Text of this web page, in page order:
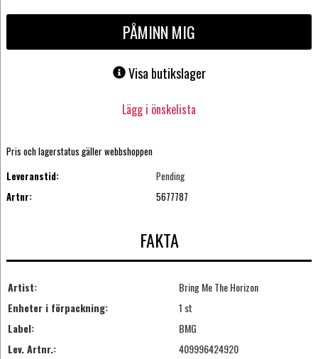
PÅMINN MIG
Visa butikslager
Lägg i önskelista
Pris och lagerstatus gäller webbshoppen
Leveranstid:
Pending
Artnr:
5677787
FAKTA
Artist:
Bring Me The Horizon
Enheter i förpackning:
1 st
Label:
BMG
Lev. Artnr.:
409996424920